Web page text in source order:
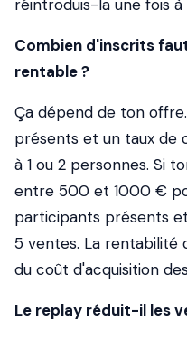
réintroduis-la une fois
Combien d'inscrits
rentable ?
Ça dépend de ton
présents et un taux de
à 1 ou 2 personnes. Si
entre 500 et 1000 €
participants présents
5 ventes. La rentabilité
du coût d'acquisition
Le replay réduit-il les